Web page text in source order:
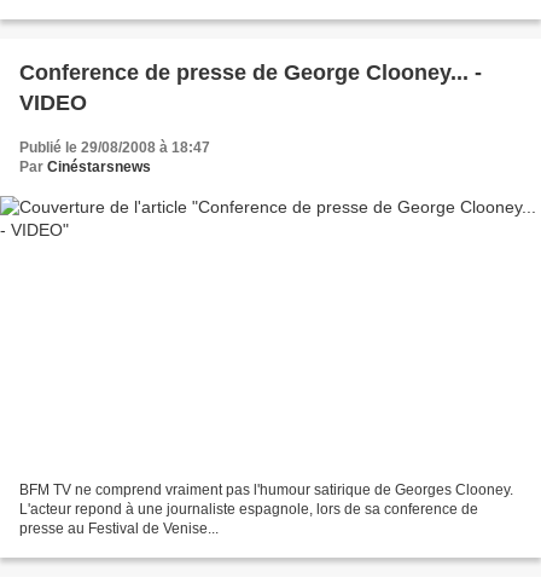
Conference de presse de George Clooney... -
VIDEO
Publié le 29/08/2008 à 18:47
Par Cinéstarsnews
BFM TV ne comprend vraiment pas l'humour satirique de Georges Clooney.
L'acteur repond à une journaliste espagnole, lors de sa conference de
presse au Festival de Venise...